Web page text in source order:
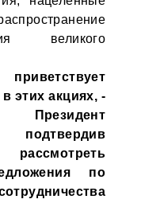
великого
этих акциях, -
Президент
по